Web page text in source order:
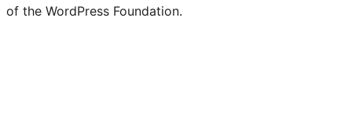
of the WordPress Foundation.